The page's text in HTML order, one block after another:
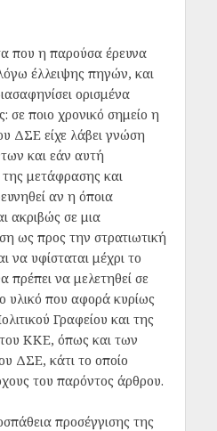
που η παρούσα έρευνα
έλλειψης πηγών, και
ορισμένα
σε ποιο χρονικό σημείο η
ΔΣΕ είχε λάβει γνώση
και εάν αυτή
μετάφρασης και
αν η όποια
ακριβώς σε μια
ως προς την στρατιωτική
να υφίσταται μέχρι το
πρέπει να μελετηθεί σε
υλικό που αφορά κυρίως
Γραφείου και της
ΚΚΕ, όπως και των
ΔΣΕ, κάτι το οποίο
του παρόντος άρθρου.
προσέγγισης της